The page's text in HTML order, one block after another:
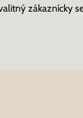
zákaznícky